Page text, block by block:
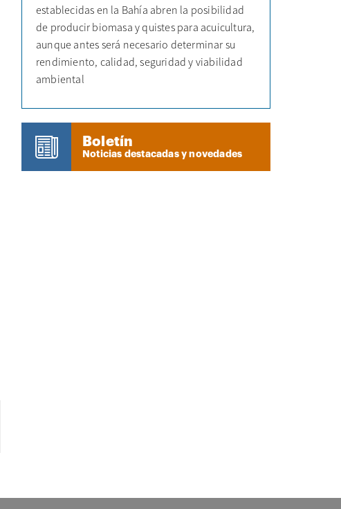
establecidas en la Bahía abren la posibilidad
de producir biomasa y quistes para acuicultura,
aunque antes será necesario determinar su
rendimiento, calidad, seguridad y viabilidad
ambiental
Boletín
Noticias destacadas y novedades